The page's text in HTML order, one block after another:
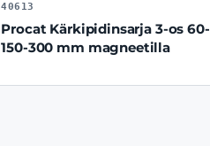
40613
Procat Kärkipidinsarja 3-os 60-
150-300 mm magneetilla